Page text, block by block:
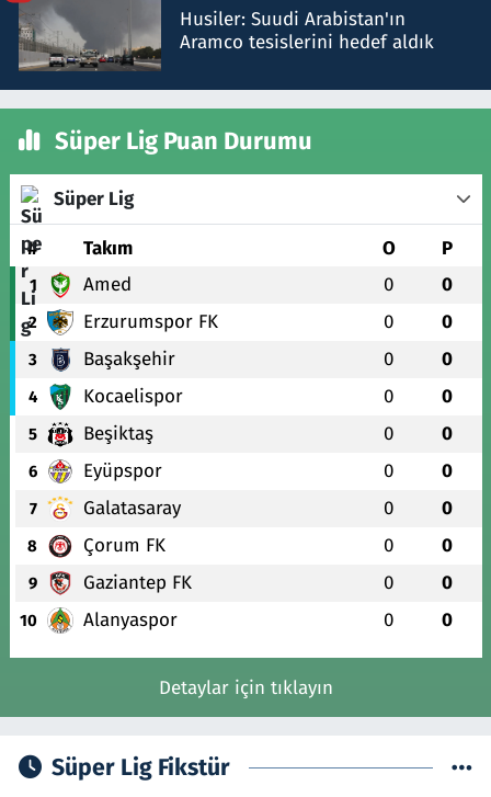
Husiler: Suudi Arabistan'ın
Aramco tesislerini hedef aldık
Süper Lig Puan Durumu
Süper Lig
# Takım O P
1 Amed 0 0
2 Erzurumspor FK 0 0
3 Başakşehir 0 0
4 Kocaelispor 0 0
5 Beşiktaş 0 0
6 Eyüpspor 0 0
7 Galatasaray 0 0
8 Çorum FK 0 0
9 Gaziantep FK 0 0
10 Alanyaspor 0 0
Detaylar için tıklayın
Süper Lig Fikstür